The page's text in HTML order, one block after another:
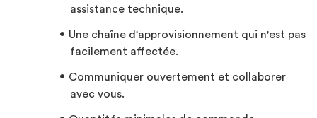
assistance technique.
Une chaîne d'approvisionnement qui n'est pas
facilement affectée.
Communiquer ouvertement et collaborer
avec vous.